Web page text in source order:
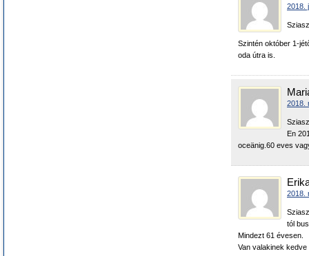
2018.
Szintén október 1-
oda útra is.
2018.
En
oceänig.60 eves
2018.
tól
Mindezt 61 évesen.
Van valakinek